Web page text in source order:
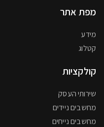
מפת אתר
מידע
קטלוג
קולקציות
שירותי העסק
מחשבים ניידים
מחשבים נייחים